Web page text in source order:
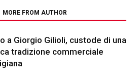
MORE FROM AUTHOR
a Giorgio Gilioli, custode di una
tradizione commerciale